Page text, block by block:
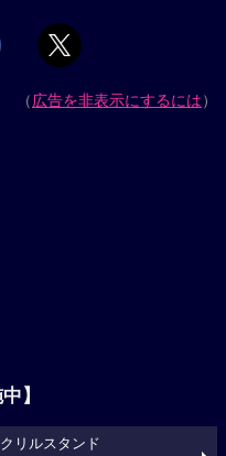
（広告を非表示にするには）
】
リルスタンド